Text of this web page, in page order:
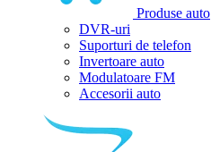
Produse auto
DVR-uri
Suporturi de telefon
Invertoare auto
Modulatoare FM
Accesorii auto